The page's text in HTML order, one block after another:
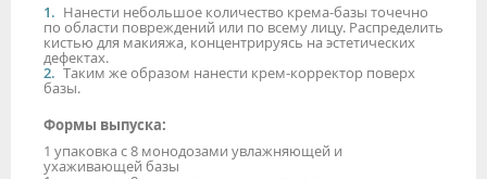
Нанести небольшое количество крема-базы точечно
по области повреждений или по всему лицу. Распределить
кистью для макияжа, концентрируясь на эстетических
дефектах.
Таким же образом нанести крем-корректор поверх
базы.
Формы выпуска:
1 упаковка с 8 монодозами увлажняющей и
ухаживающей базы